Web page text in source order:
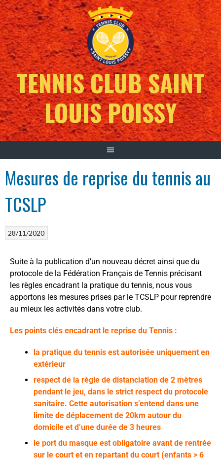
TENNIS CLUB SAINT
LOUIS POISSY
Mesures de reprise du tennis au
TCSLP
28/11/2020
Suite à la publication d’un nouveau décret ainsi que du
protocole de la Fédération Français de Tennis précisant
les règles encadrant la pratique du tennis, nous vous
apportons les mesures prises par le TCSLP pour reprendre
au mieux les activités dans votre club.
Les points clés encadrant le reprise du Tennis :
la pratique du tennis est autorisée uniquement en
extérieur
respect de la règle de distanciation de 2 mètres
pendant le jeu, dans le strict respect du protocole
sanitaire. Cette autorisation s’entend dans une
limite de déplacement de 20km autour du
domicile et d’une durée de 3 heures
le port du masque est obligatoire avant de rentrée
sur le court et en repartant du court (enfants > 6